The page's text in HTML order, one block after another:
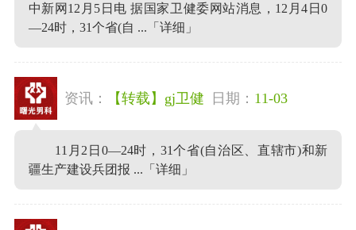
中新网12月5日电 据国家卫健委网站消息，12月4日0
—24时，31个省(自 ... 「详细」
资讯： 【转载】gj卫健 日期： 11-03
11月2日0—24时，31个省(自治区、直辖市)和新
疆生产建设兵团报 ... 「详细」